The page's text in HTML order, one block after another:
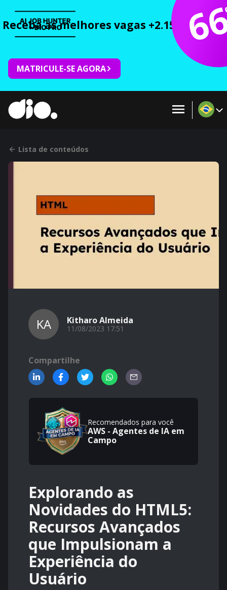
Receba as melhores vagas +2.150 cursos
MATRICULE-SE AGORA
Lista de conteúdos
KA Kitharo Almeida
11/08/2023 17:51
Compartilhe
Recomendados para você
AWS - Agentes de IA em
Campo
Explorando as
Novidades do HTML5:
Recursos Avançados
que Impulsionam a
Experiência do
Usuário